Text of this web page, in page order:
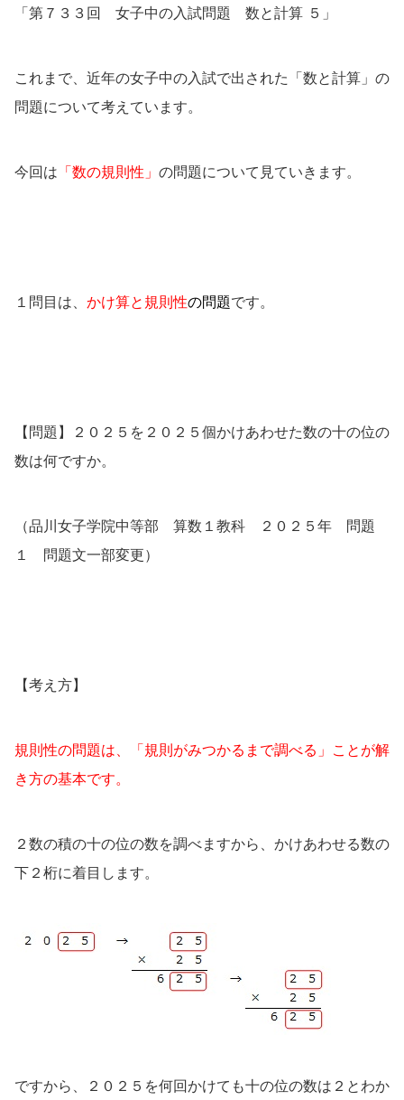
「第７３３回 女子中の入試問題 数と計算 ５」
これまで、近年の女子中の入試で出された「数と計算」の
問題について考えています。
今回は 「数の規則性」 の問題について見ていきます。
１問目は、 かけ算と規則性の問題です。
【問題】２０２５を２０２５個かけあわせた数の十の位の
数は何ですか。
（品川女子学院中等部 算数１教科 ２０２５年 問題
１ 問題文一部変更）
【考え方】
規則性の問題は、「規則がみつかるまで調べる」ことが解
き方の基本です。
２数の積の十の位の数を調べますから、かけあわせる数の
下２桁に着目します。
ですから、２０２５を何回かけても十の位の数は２とわか